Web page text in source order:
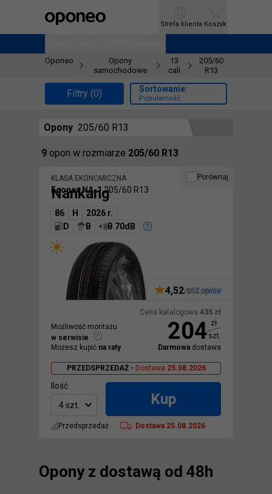
Ctrl M
Strefa klienta
Strefa klienta Koszyk
Koszyk
Oponeo
Opony
samochodowe
13
cali
205/60
R13
Filtry (0) Sortowanie:
Popularność
Opony 205/60 R13
Znaleźliśmy
9 opon w rozmiarze 205/60 R13
Porównaj
KLASA EKONOMICZNA
Nankang
Econex NA-1 205/60 R13
86 H
2026 r.
D
B B 70dB
Cena katalogowa 435 zł
204 zł
szt.
Darmowa dostawa
4,52/552 opinie
PRZEDSPRZEDAŻ - Dostawa 25.08.2026
Możliwość montażu
w serwisie
Możesz kupić na raty
Ilość
4 szt.
Kup
Przedsprzedaż Dostawa 25.08.2026
Opony z dostawą od 48h